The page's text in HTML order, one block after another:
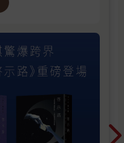
秘。而在這一場橫
遇，讓破碎的心靈
覺得每一個人
個人，然後你所遇
不好的，其實我們
覺得這個書名也是
要作為AI的科幻小
的故事，我們每個